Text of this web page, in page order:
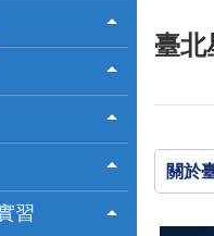
習
臺北
關於